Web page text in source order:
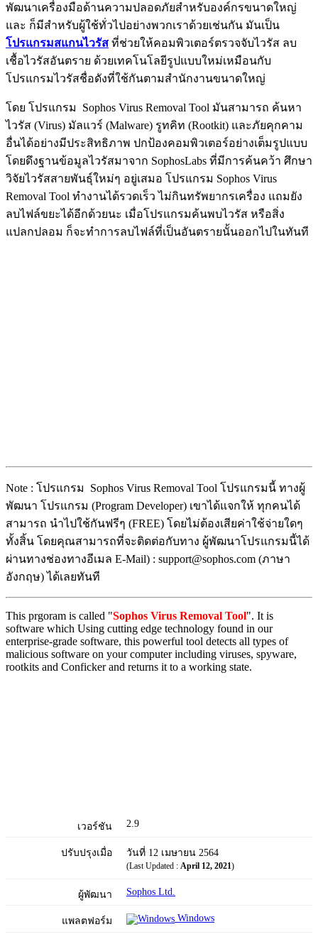
พัฒนาเครื่องมือด้านความปลอดภัยสำหรับองค์กรขนาดใหญ่
และ ก็มีสำหรับผู้ใช้ทั่วไปอย่างพวกเราด้วยเช่นกัน มันเป็น
โปรแกรมสแกนไวรัส ที่ช่วยให้คอมพิวเตอร์ตรวจจับไวรัส ลบ
เชื้อไวรัสอันตราย ด้วยเทคโนโลยีรูปแบบใหม่เหมือนกับ
โปรแกรมไวรัสชื่อดังที่ใช้กันตามสำนักงานขนาดใหญ่
โดย โปรแกรม Sophos Virus Removal Tool มันสามารถ ค้นหา
ไวรัส (Virus) มัลแวร์ (Malware) รูทคิท (Rootkit) และภัยคุกคาม
อื่นได้อย่างมีประสิทธิภาพ ปกป้องคอมพิวเตอร์อย่างเต็มรูปแบบ
โดยดึงฐานข้อมูลไวรัสมาจาก SophosLabs ที่มีการค้นคว้า ศึกษา
วิจัยไวรัสสายพันธุ์ใหม่ๆ อยู่เสมอ โปรแกรม Sophos Virus
Removal Tool ทำงานได้รวดเร็ว ไม่กินทรัพยากรเครื่อง แถมยัง
ลบไฟล์ขยะได้อีกด้วยนะ เมื่อโปรแกรมค้นพบไวรัส หรือสิ่ง
แปลกปลอม ก็จะทำการลบไฟล์ที่เป็นอันตรายนั้นออกไปในทันที
Note : โปรแกรม Sophos Virus Removal Tool โปรแกรมนี้ ทางผู้
พัฒนา โปรแกรม (Program Developer) เขาได้แจกให้ ทุกคนได้
สามารถ นำไปใช้กันฟรีๆ (FREE) โดยไม่ต้องเสียค่าใช้จ่ายใดๆ
ทั้งสิ้น โดยคุณสามารถที่จะติดต่อกับทาง ผู้พัฒนาโปรแกรมนี้ได้
ผ่านทางช่องทางอีเมล E-Mail) : support@sophos.com (ภาษา
อังกฤษ) ได้เลยทันที
This prgoram is called "Sophos Virus Removal Tool". It is
software which Using cutting edge technology found in our
enterprise-grade software, this powerful tool detects all types of
malicious software on your computer including viruses, spyware,
rootkits and Conficker and returns it to a working state.
เวอร์ชัน 2.9
ปรับปรุงเมื่อ วันที่ 12 เมษายน 2564
(Last Updated : April 12, 2021)
ผู้พัฒนา Sophos Ltd.
แพลตฟอร์ม Windows